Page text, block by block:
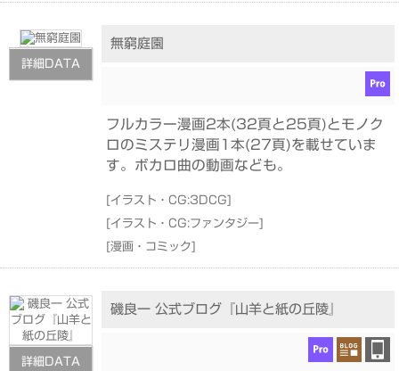
詳細DATA
無窮庭園
フルカラー漫画2本(32頁と25頁)とモノク
ロのミステリ漫画1本(27頁)を載せていま
す。ボカロ曲の動画なども。
[イラスト・CG:3DCG]
[イラスト・CG:ファンタジー]
[漫画・コミック]
詳細DATA
磯良一 公式ブログ『山羊と紙の丘陵』